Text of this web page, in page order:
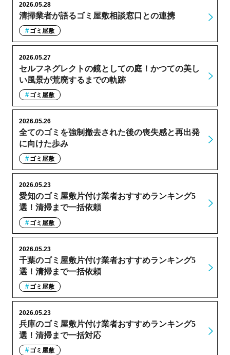
清掃業者が語るゴミ屋敷相談窓口との連携
2026.05.28
ゴミ屋敷
セルフネグレクトの鏡としての庭！かつての美し
い風景が荒廃するまでの軌跡
2026.05.27
ゴミ屋敷
全てのゴミを強制撤去された後の喪失感と再出発
に向けた歩み
2026.05.26
ゴミ屋敷
愛知のゴミ屋敷片付け業者おすすめランキング5
選！清掃まで一括依頼
2026.05.23
ゴミ屋敷
千葉のゴミ屋敷片付け業者おすすめランキング5
選！清掃まで一括依頼
2026.05.23
ゴミ屋敷
兵庫のゴミ屋敷片付け業者おすすめランキング5
選！清掃まで一括対応
2026.05.23
ゴミ屋敷